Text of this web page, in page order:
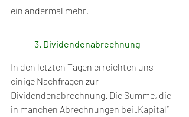
ein andermal mehr.
3. Dividendenabrechnung
In den letzten Tagen erreichten uns
einige Nachfragen zur
Dividendenabrechnung. Die Summe, die
in manchen Abrechnungen bei „Kapital“